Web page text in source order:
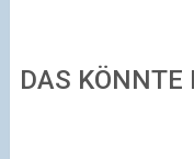
DAS KÖNNTE